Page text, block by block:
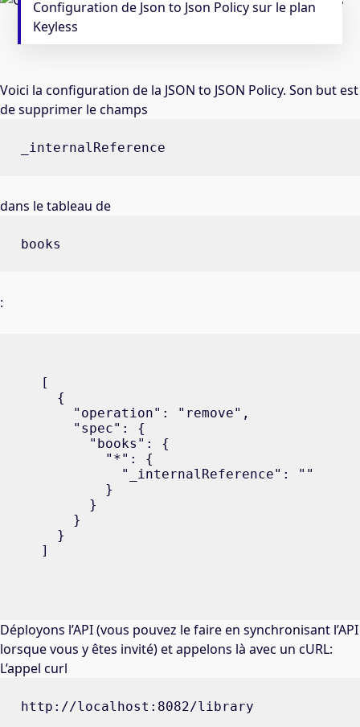
Configuration de Json to Json Policy sur le plan
Keyless
Voici la configuration de la JSON to JSON Policy. Son but est
de supprimer le champs
_internalReference
dans le tableau de
books
:
[
  {
    "operation": "remove",
    "spec": {
      "books": {
        "*": {
          "_internalReference": ""
        }
      }
    }
  }
]
Déployons l’API (vous pouvez le faire en synchronisant l’API
lorsque vous y êtes invité) et appelons là avec un cURL:
L’appel curl
http://localhost:8082/library